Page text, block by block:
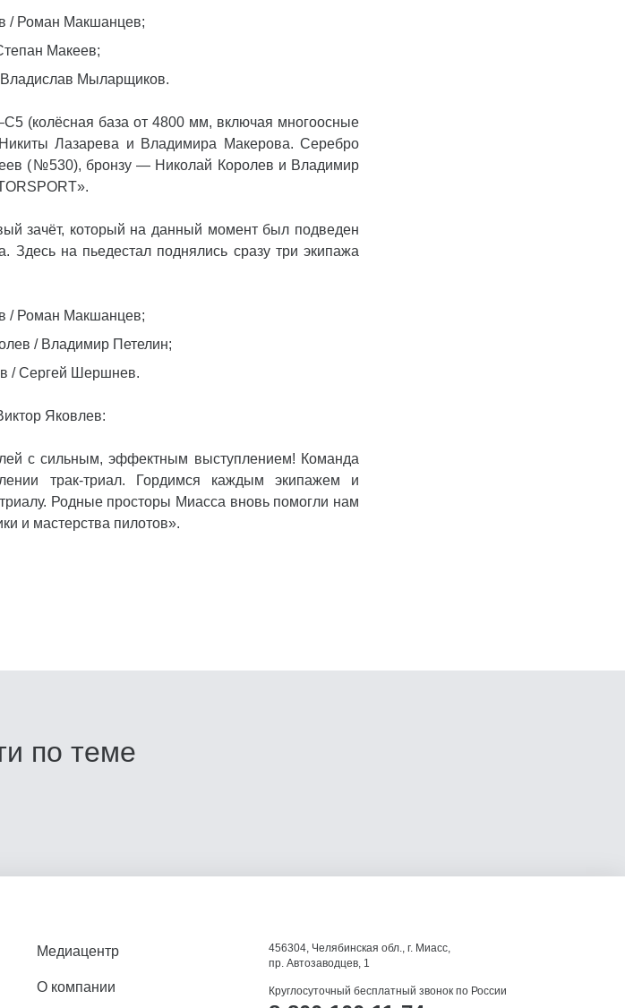
/ Роман Макшанцев;
Макеев;
Мыларщиков.
(колёсная база от 4800 мм, включая многоосные
Лазарева и Владимира Макерова. Серебро
(№530), бронзу — Николай Королев и Владимир
зачёт, который на данный момент был подведен
Здесь на пьедестал поднялись сразу три экипажа
/ Роман Макшанцев;
/ Владимир Петелин;
/ Сергей Шершнев.
Яковлев:
с сильным, эффектным выступлением! Команда
трак-триал. Гордимся каждым экипажем и
Родные просторы Миасса вновь помогли нам
и мастерства пилотов».
по теме
Медиацентр
О компании
456304, Челябинская обл., г. Миасс,
пр. Автозаводцев, 1
Круглосуточный бесплатный звонок по России